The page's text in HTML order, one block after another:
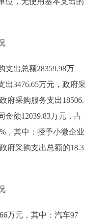
出总额28359.98万
出3476.65万元，政府采
府采购服务支出18506.
金额12039.83万元，占
，其中：授予小微企业
府采购支出总额的18.3
万元，其中：汽车97